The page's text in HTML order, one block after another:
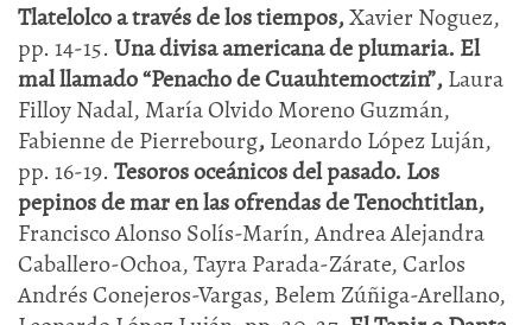
Tlatelolco a través de los tiempos,Xavier Noguez,
pp. 14-15.Una divisa americana de plumaria. El
mal llamado “Penacho de Cuauhtemoctzin”,Laura
Filloy Nadal, María Olvido Moreno Guzmán,
Fabienne de Pierrebourg,Leonardo López Luján,
pp. 16-19.Tesoros oceánicos del pasado. Los
pepinos de mar en las ofrendas de Tenochtitlan,
Francisco Alonso Solís-Marín, Andrea Alejandra
Caballero-Ochoa, Tayra Parada-Zárate, Carlos
Andrés Conejeros-Vargas, Belem Zúñiga-Arellano,